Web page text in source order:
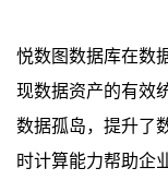
悦数图数据库在数
现数据资产的有效
数据孤岛，提升了
时计算能力帮助企